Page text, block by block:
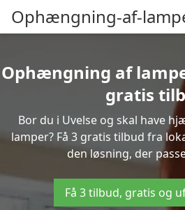
Ophængning-af-
Ophængning af
gratis
Bor du i Uvelse og skal have
lamper? Få 3 gratis tilbud fra
den løsning, der
Få 3 tilbud, gratis og